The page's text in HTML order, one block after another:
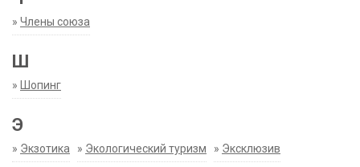
» Члены союза
Ш
» Шопинг
Э
» Экзотика » Экологический туризм » Эксклюзив